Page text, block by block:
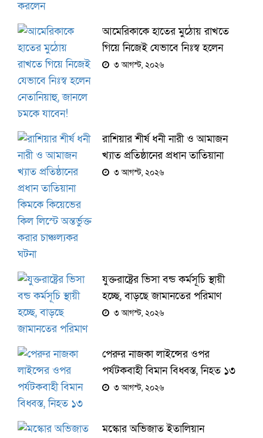
আমেরিকাকে হাতের মুঠোয় রাখতে
গিয়ে নিজেই যেভাবে নিঃস্ব হলেন
নেতানিয়াহু, জানলে চমকে যাবেন!
৩ আগস্ট, ২০২৬
রাশিয়ার শীর্ষ ধনী নারী ও আমাজন
খ্যাত প্রতিষ্ঠানের প্রধান তাতিয়ানা
কিমকে কিয়েভের কিল লিস্টে
৩ আগস্ট, ২০২৬
যুক্তরাষ্ট্রের ভিসা বন্ড কর্মসূচি স্থায়ী
হচ্ছে, বাড়ছে জামানতের পরিমাণ
৩ আগস্ট, ২০২৬
পেরুর নাজকা লাইন্সের ওপর
পর্যটকবাহী বিমান বিধ্বস্ত, নিহত ১৩
৩ আগস্ট, ২০২৬
মস্কোর অভিজাত ইতালিয়ান